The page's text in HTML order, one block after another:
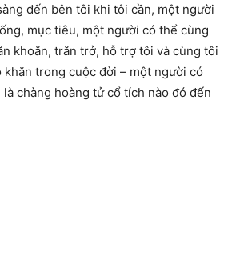
đến bên tôi khi tôi cần, một người
mục tiêu, một người có thể cùng
khoăn, trăn trở, hỗ trợ tôi và cùng tôi
trong cuộc đời – một người có
chàng hoàng tử cổ tích nào đó đến